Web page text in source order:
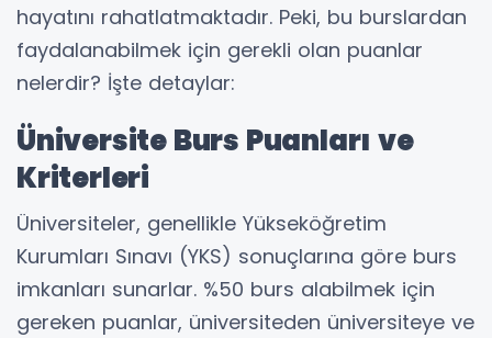
hayatını rahatlatmaktadır. Peki, bu burslardan
faydalanabilmek için gerekli olan puanlar
nelerdir? İşte detaylar:
Üniversite Burs Puanları ve
Kriterleri
Üniversiteler, genellikle Yükseköğretim
Kurumları Sınavı (YKS) sonuçlarına göre burs
imkanları sunarlar. %50 burs alabilmek için
gereken puanlar, üniversiteden üniversiteye ve